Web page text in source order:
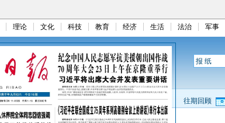
理论 文化 科技 教育 经济 生活 法治 军事
报 纸
往期回顾